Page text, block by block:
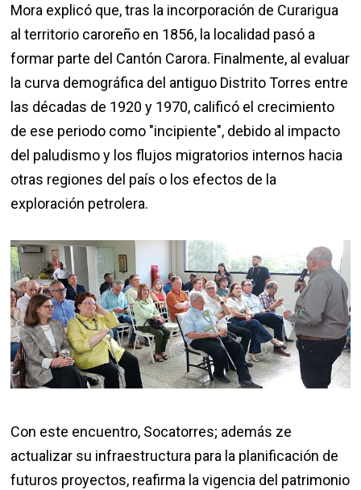
Mora explicó que, tras la incorporación de Curarigua
al territorio caroreño en 1856, la localidad pasó a
formar parte del Cantón Carora. Finalmente, al evaluar
la curva demográfica del antiguo Distrito Torres entre
las décadas de 1920 y 1970, calificó el crecimiento
de ese periodo como "incipiente", debido al impacto
del paludismo y los flujos migratorios internos hacia
otras regiones del país o los efectos de la
exploración petrolera.
Con este encuentro, Socatorres; además ze
actualizar su infraestructura para la planificación de
futuros proyectos, reafirma la vigencia del patrimonio